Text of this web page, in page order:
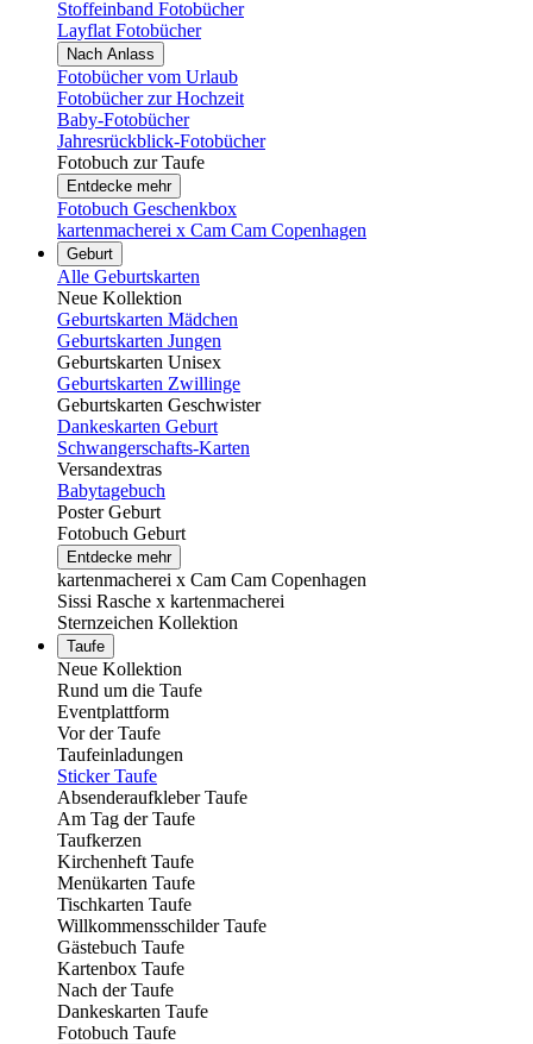
Stoffeinband Fotobücher
Layflat Fotobücher
Nach Anlass
Fotobücher vom Urlaub
Fotobücher zur Hochzeit
Baby-Fotobücher
Jahresrückblick-Fotobücher
Fotobuch zur Taufe
Entdecke mehr
Fotobuch Geschenkbox
kartenmacherei x Cam Cam Copenhagen
Geburt
Alle Geburtskarten
Neue Kollektion
Geburtskarten Mädchen
Geburtskarten Jungen
Geburtskarten Unisex
Geburtskarten Zwillinge
Geburtskarten Geschwister
Dankeskarten Geburt
Schwangerschafts-Karten
Versandextras
Babytagebuch
Poster Geburt
Fotobuch Geburt
Entdecke mehr
kartenmacherei x Cam Cam Copenhagen
Sissi Rasche x kartenmacherei
Sternzeichen Kollektion
Taufe
Neue Kollektion
Rund um die Taufe
Eventplattform
Vor der Taufe
Taufeinladungen
Sticker Taufe
Absenderaufkleber Taufe
Am Tag der Taufe
Taufkerzen
Kirchenheft Taufe
Menükarten Taufe
Tischkarten Taufe
Willkommensschilder Taufe
Gästebuch Taufe
Kartenbox Taufe
Nach der Taufe
Dankeskarten Taufe
Fotobuch Taufe